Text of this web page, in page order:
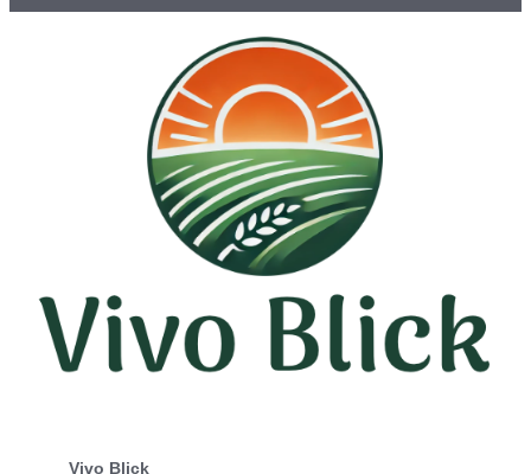
Vivo Blick